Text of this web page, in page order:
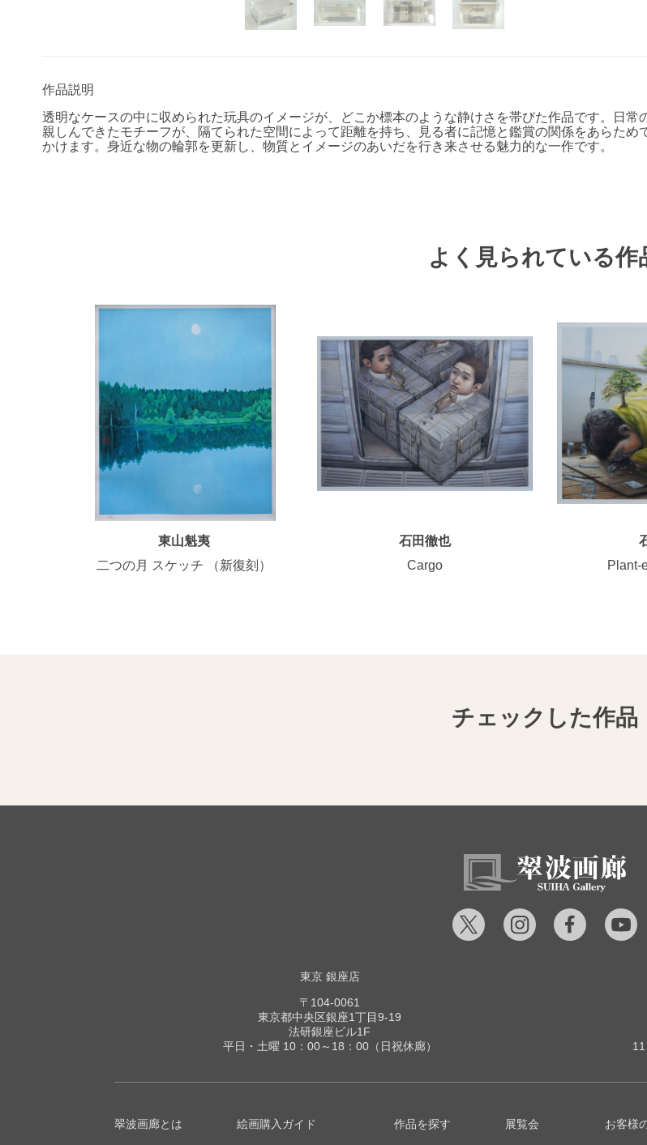
作品説明
透明なケースの中に収められた玩具のイメージが、どこか標本のような静けさを帯びた作品です。日常
親しんできたモチーフが、隔てられた空間によって距離を持ち、見る者に記憶と鑑賞の関係をあらため
かけます。身近な物の輪郭を更新し、物質とイメージのあいだを行き来させる魅力的な一作です。
よく見られている作
東山魁夷
二つの月 スケッチ （新復刻）
石田徹也
Cargo
Plant-
チェックした作品
東京 銀座店
〒104-0061
東京都中央区銀座1丁目9-19
法研銀座ビル1F
平日・土曜 10：00～18：00（日祝休廊）
翠波画廊とは 絵画購入ガイド 作品を探す 展覧会 お客様